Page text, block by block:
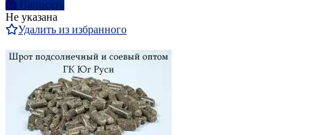
Написать
Не указана
Удалить из избранного